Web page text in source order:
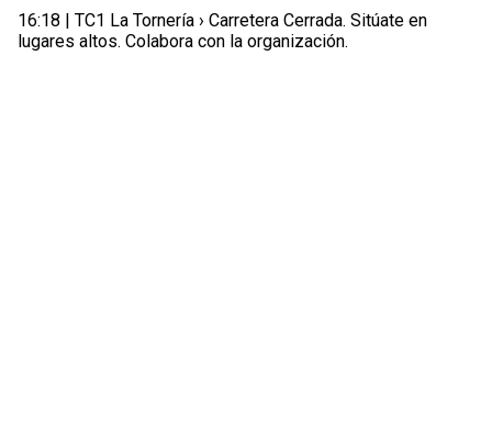
16:18 | TC1 La Tornería › Carretera Cerrada. Sitúate en
lugares altos. Colabora con la organización.